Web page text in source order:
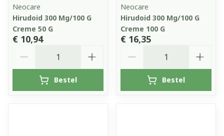
Neocare
Hirudoid 300 Mg/100 G
Creme 50 G
€ 10,94
Bestel
Neocare
Hirudoid 300 Mg/100 G
Creme 100 G
€ 16,35
Bestel